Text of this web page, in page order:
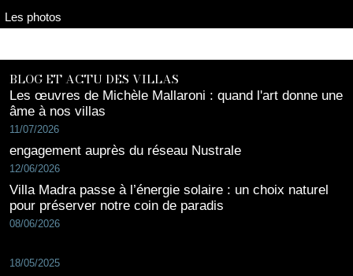
Les photos
BLOG ET ACTU DES VILLAS
Les œuvres de Michèle Mallaroni : quand l'art donne une
âme à nos villas
11/07/2026
engagement auprès du réseau Nustrale
12/06/2026
Villa Madra passe à l’énergie solaire : un choix naturel
pour préserver notre coin de paradis
08/06/2026
18/05/2025